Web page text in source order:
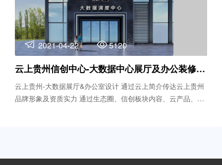
企业解锁
2021-04-22 5120
云上贵州信创中心-大数据中心展厅及办公装修设计
云上贵州-大数据展厅&办公室设计 通过云上简介传达云上贵州
品牌形象及资质实力 通过生态圈、信创板块内容、云产品、项